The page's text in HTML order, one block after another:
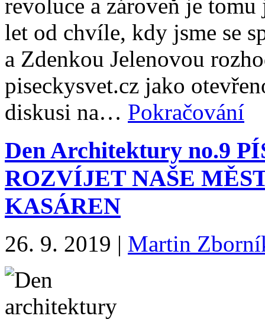
revoluce a zároveň je tomu
let od chvíle, kdy jsme se
a Zdenkou Jelenovou
piseckysvet.cz jako
diskusi na… Pokračování
Den Architektury no.9
ROZVÍJET NAŠE
KASÁREN
26. 9. 2019 | Martin